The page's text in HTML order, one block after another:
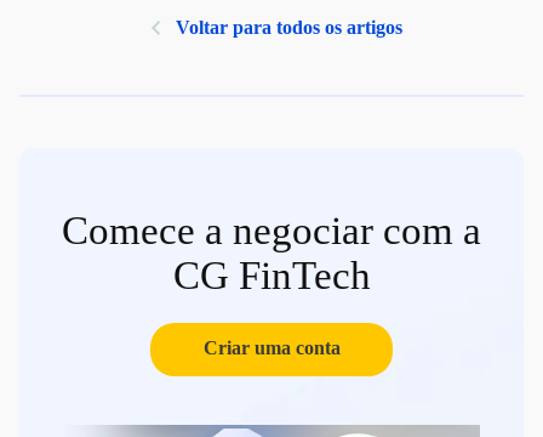
Voltar para todos os artigos
Comece a negociar com a
CG FinTech
Criar uma conta